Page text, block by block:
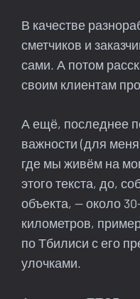
В качестве
сметчиков и
сами. А потом
своим клиентам
А ещё, последнее
важности (для
где мы живём на
этого текста, до,
объекта, — около
километров,
по Тбилиси с его
улочками.